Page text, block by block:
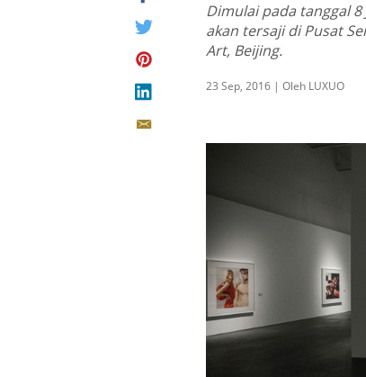
Dimulai pada tanggal
akan tersaji di Pusat
Art, Beijing.
23 Sep, 2016 | Oleh LUXUO